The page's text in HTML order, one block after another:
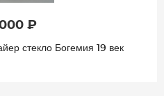
₽
стекло Богемия 19 век